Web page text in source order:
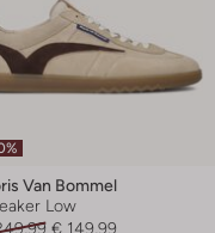
Van Bommel
Low
€ 149,99